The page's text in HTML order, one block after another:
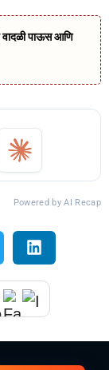
वादळी पाऊस आणि
Powered by AI Recap